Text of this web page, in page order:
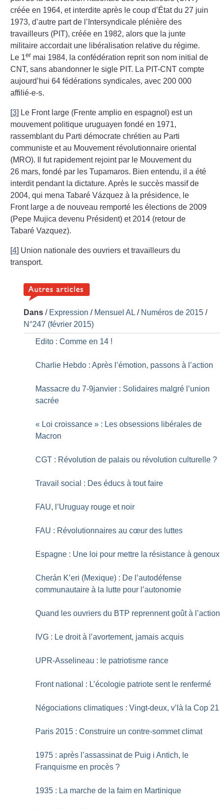
créée en 1964, et interdite après le coup d’État du 27 juin
1973, d’autre part de l’Intersyndicale plénière des
travailleurs (PIT), créée en 1982, alors que la junte
militaire accordait une libéralisation relative du régime.
Le 1er mai 1984, la confédération reprit son nom initial de
CNT, sans abandonner le sigle PIT. La PIT-CNT compte
aujourd’hui 64 fédérations syndicales, avec 200 000
affilié-e-s.
[3] Le Front large (Frente amplio en espagnol) est un
mouvement politique uruguayen fondé en 1971,
rassemblant du Parti démocrate chrétien au Parti
communiste et au Mouvement révolutionnaire oriental
(MRO). Il fut rapidement rejoint par le Mouvement du
26 mars, fondé par les Tupamaros. Bien entendu, il a été
interdit pendant la dictature. Après le succès massif de
2004, qui mena Tabaré Vázquez à la présidence, le
Front large a de nouveau remporté les élections de 2009
(Pepe Mujica devenu Président) et 2014 (retour de
Tabaré Vazquez).
[4] Union nationale des ouvriers et travailleurs du
transport.
Dans / Expression / Mensuel AL / Numéros de 2015 /
N°247 (février 2015)
Edito : Comme en 14 !
Charlie Hebdo : Après l’émotion, passons à l’action
Massacre du 7-9janvier : Solidaires malgré l’union
sacrée
« Loi croissance » : Les obsessions libérales de
Macron
CGT : Révolution de palais ou révolution culturelle ?
Travail social : Des éducs à tout faire
FAU, l’Uruguay rouge et noir
FAU : Révolutionnaires au cœur des luttes
Espagne : Une loi pour mettre la résistance à genoux
Cherán K’eri (Mexique) : De l’autodéfense
communautaire à la lutte pour l’autonomie
Quand les ouvriers du BTP reprennent goût à l’action
IVG : Le droit à l’avortement, jamais acquis
UPR-Asselineau : le patriotisme rance
Front national : L’écologie patriote sent le renfermé
Négociations climatiques : Vingt-deux, v’là la Cop 21
Paris 2015 : Construire un contre-sommet climat
1975 : après l’assassinat de Puig i Antich, le
Franquisme en procès ?
1935 : La marche de la faim en Martinique